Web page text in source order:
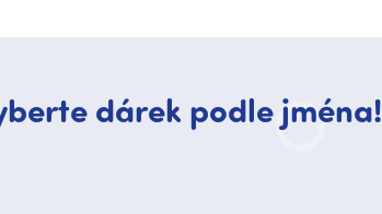
dárek podle jména!